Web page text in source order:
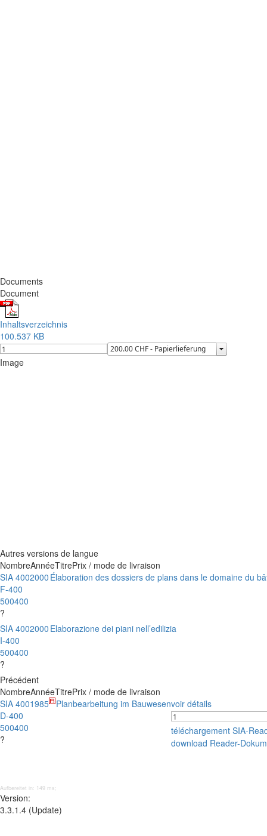
Documents
Document
Inhaltsverzeichnis
100.537 KB
Image
Autres versions de langue
NombreAnnéeTitrePrix / mode de livraison
SIA 400
F-400
500400
?
2000 Élaboration des dossiers de plans dans le domaine du
SIA 400
I-400
500400
?
2000 Elaborazione dei piani nell’edilizia
Précédent
NombreAnnéeTitrePrix / mode de livraison
SIA 400
D-400
500400
?
1985 Planbearbeitung im Bauwesenvoir détails
téléchargement SIA-
download Reader-
Aufbereitet in: 149 ms;
Version:
3.3.1.4 (Update)